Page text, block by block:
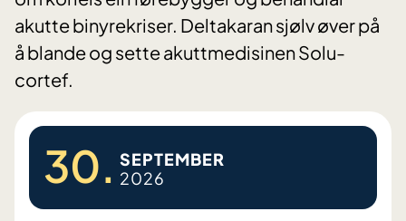
akutte binyrekriser. Deltakaran sjølv øver på
å blande og sette akuttmedisinen Solu-
cortef.
30. SEPTEMBER
2026